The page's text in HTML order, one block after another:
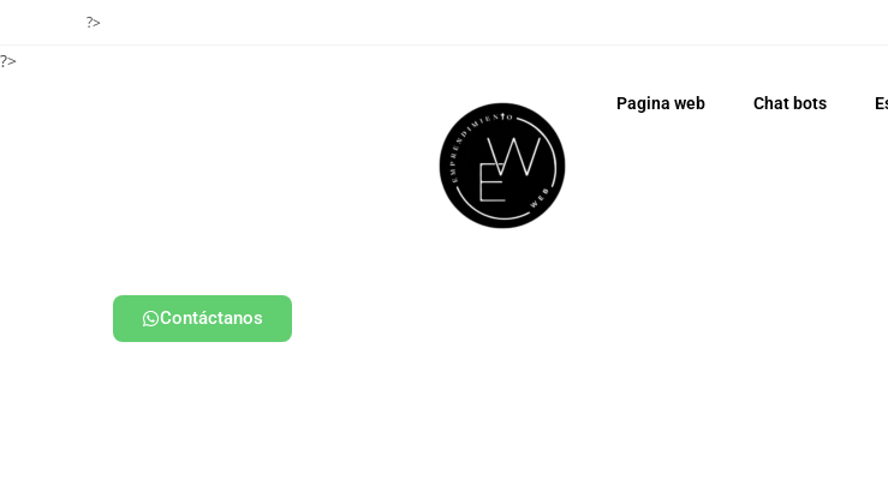
?>
?>
Contáctanos
Pagina web Chat bots